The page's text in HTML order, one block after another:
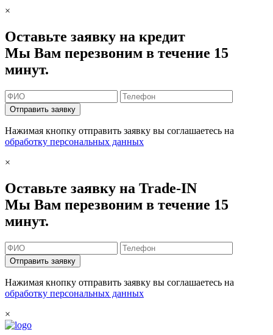
×
Оставьте заявку на кредит
Мы Вам перезвоним в течение 15
минут.
Отправить заявку
Нажимая кнопку отправить заявку вы соглашаетесь на
обработку персональных данных
×
Оставьте заявку на Trade-IN
Мы Вам перезвоним в течение 15
минут.
Отправить заявку
Нажимая кнопку отправить заявку вы соглашаетесь на
обработку персональных данных
×